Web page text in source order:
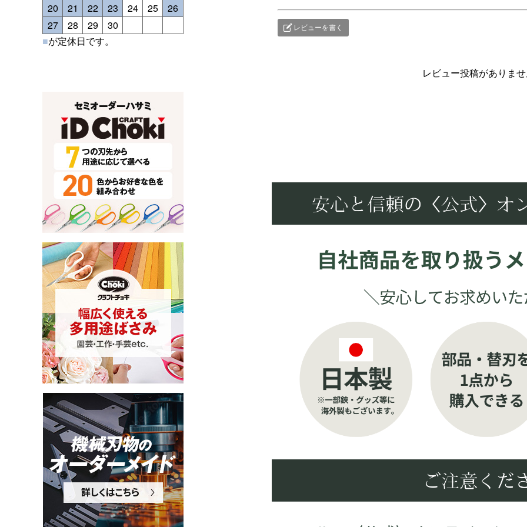
20 21 22 23 24 25
26
27
28 29
30
■が定休日です。
レビューを書く
レビュー投稿がありま